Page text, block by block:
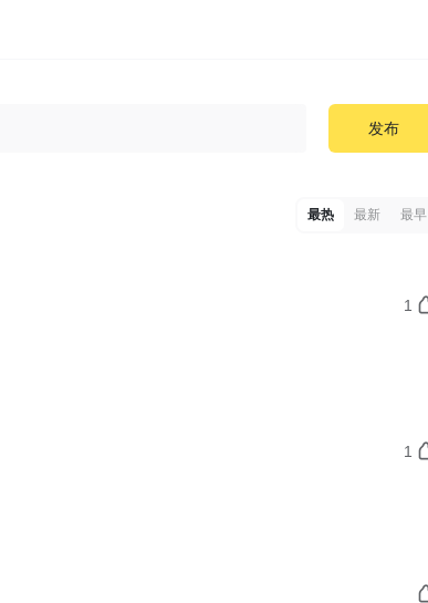
发布
最热 最新 最早
1
1